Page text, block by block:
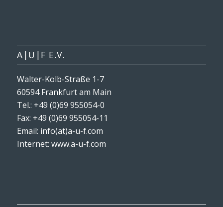
A|U|F E.V.
Walter-Kolb-Straße 1-7
60594 Frankfurt am Main
Tel.: +49 (0)69 955054-0
Fax: +49 (0)69 955054-11
Email: info(at)a-u-f.com
Internet: www.a-u-f.com